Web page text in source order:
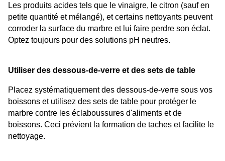
Les produits acides tels que le vinaigre, le citron (sauf en
petite quantité et mélangé), et certains nettoyants peuvent
corroder la surface du marbre et lui faire perdre son éclat.
Optez toujours pour des solutions pH neutres.
Utiliser des dessous-de-verre et des sets de table
Placez systématiquement des dessous-de-verre sous vos
boissons et utilisez des sets de table pour protéger le
marbre contre les éclaboussures d'aliments et de
boissons. Ceci prévient la formation de taches et facilite le
nettoyage.